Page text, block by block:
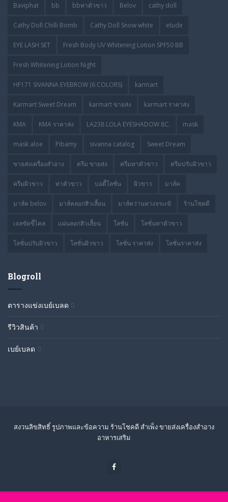
Baviphat bb bbทาตัวขาว Belov cathy doll
Cathy Doll Chilli Bomb Cathy Doll Snow white etude
EYE LASH SET Fresh Body UV Whitening Lotion SPF50 BB
Fresh Whitening Lotion Night
HF171 SIVANNA EYEBROW (6 COLORS) karmart
Karmart Sweet Dream karmart ขายส่ง karmart ราคาส่ง
KMA KMA ราคาส่ง LA238 LOLA EYESHADOW 8C. mask
mask aloe Pibamy sivanna catalog Sweet Dream
ขายส่งเครื่องสำอาง ครีม ขายส่ง ครีมทาตัวขาว ครีมปรับผิวขาว
ครีมผิวขาว ทาตัวขาว บอดี้โลชั่น ผิวขาว มาส์ค
มาส์ค belov มาส์คลอกสิวเสี้ยน มาส์คว่านหางจระเข้ ร้านโชคดี
เจลขัดขี้ไคล แผ่นลอกสิวเสี้ยน โลชั่น โลชั่นทาตัวขาว
โลชั่นปรับผิวขาว โลชั่นผิวขาว โลชั่น ราคาส่ง โลชั่นราคาส่ง
Blogroll
ตารางแข่งเบย์เบลด 0
รีวิวสินค้า 0
เบย์เบลด 0
สงวนลิขสิทธิ์ รูปภาพและข้อความ ร้านโชคดี สำเพ็ง ขายส่งเครื่องสำอาง
อาหารเสริม